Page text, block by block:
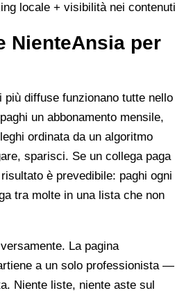
locale + visibilità nei contenuti
NienteAnsia per
più diffuse funzionano tutte nello
un abbonamento mensile,
ordinata da un algoritmo
sparisci. Se un collega paga
è prevedibile: paghi ogni
tra molte in una lista che non
La pagina
a un solo professionista —
Niente liste, niente aste sul